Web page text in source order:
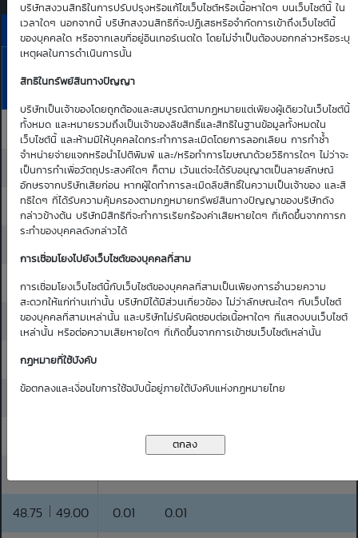
บริษัทสงวนสิทธิในการปรับปรุงหรือแก้ไขเว็บไซต์หรือเนื้อหาใดๆ บนเว็บไซต์นี้ ใน
เวลาใดๆ นอกจากนี้ บริษัทสงวนสิทธิที่จะปฏิเสธหรือจำกัดการเข้าถึงเว็บไซต์นี้
ของบุคคลใด หรือจากเลขที่อยู่อินเทอร์เนตใด โดยไม่จำเป็นต้องบอกกล่าวหรือระบุ
เหตุผลในการดำเนินการนั้น
สิทธิในทรัพย์สินทางปัญญา
บริษัทเป็นเจ้าของโดยถูกต้องและสมบูรณ์ตามกฏหมายแต่เพียงผู้เดียวในเว็บไซต์นี้
ทั้งหมด และหมายรวมถึงเป็นเจ้าของลิขสิทธิ์และสิทธิในฐานข้อมูลทั้งหมดใน
เว็บไซต์นี้ และห้ามมิให้บุคคลใดกระทำการละเมิดโดยการลอกเลียน การทำซ้ำ
จำหน่ายจ่ายแจกหรือนำไปตีพิมพ์ และ/หรือทำการโฆษณาด้วยวิธีการใดๆ ไม่ว่าจะ
เป็นการทำเพื่อวัตถุประสงค์ใดๆ ก็ตาม เว้นแต่จะได้รับอนุญาตเป็นลายลักษณ์
อักษรจากบริษัทเสียก่อน หากผู้ใดทำการละเมิดลิขสิทธิ์ในความเป็นเจ้าของ และสิ
ทธิใดๆ ที่ได้รับความคุ้มครองตามกฏหมายทรัพย์สินทางปัญญาของบริษัทดัง
กล่าวข้างต้น บริษัทมีสิทธิที่จะทำการเรียกร้องค่าเสียหายใดๆ ที่เกิดขึ้นจากการก
ระทำของบุคคลดังกล่าวได้
การเชื่อมโยงไปยังเว็บไซต์ของบุคคลที่สาม
การเชื่อมโยงเว็บไซต์นี้กับเว็บไซต์ของบุคคลที่สามเป็นเพียงการอำนวยความ
สะดวกให้แก่ท่านเท่านั้น บริษัทมิได้มีส่วนเกี่ยวข้อง ไม่ว่าลักษณะใดๆ กับเว็บไซต์
ของบุคคลที่สามเหล่านั้น และบริษัทไม่รับผิดชอบต่อเนื้อหาใดๆ ที่แสดงบนเว็บไซต์
เหล่านั้น หรือต่อความเสียหายใดๆ ที่เกิดขึ้นจากการเข้าชมเว็บไซต์เหล่านั้น
กฏหมายที่ใช้บังคับ
ข้อตกลงและเงื่อนไขการใช้ฉบับนี้อยู่ภายใต้บังคับแห่งกฏหมายไทย
ราคาเสนอซื้อคืนเบื้องต้นของ CPALL01C2608A
Bid | Offer
6
Aug
26
46.25 46.50 0.01 0.01
46.50 46.75 0.01 0.01
46.75 47.00 0.01 0.01
47.25 47.50 0.01 0.01
47.50 47.75 0.01 0.01
47.75 48.00
48.00 48.25 0.01 0.01
0.01
48.75 49.00 0.01 0.01